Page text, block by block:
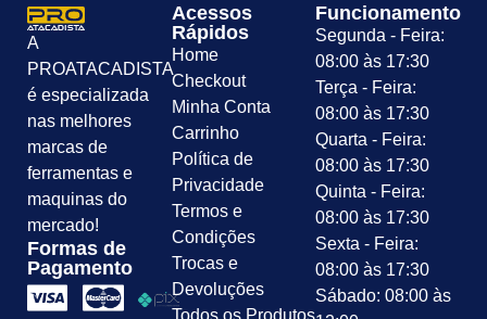
A
PROATACADISTA
é especializada
nas melhores
marcas de
ferramentas e
maquinas do
mercado!
Formas de
Pagamento
Acessos
Rápidos
Home
Checkout
Minha Conta
Carrinho
Política de
Privacidade
Termos e
Condições
Trocas e
Devoluções
Todos os Produtos
Funcionamento
Segunda - Feira:
08:00 às 17:30
Terça - Feira:
08:00 às 17:30
Quarta - Feira:
08:00 às 17:30
Quinta - Feira:
08:00 às 17:30
Sexta - Feira:
08:00 às 17:30
Sábado: 08:00 às